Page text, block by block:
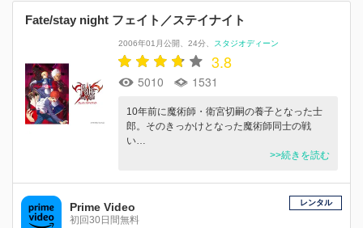
Fate/stay night フェイト／ステイナイト
2006年01月公開 24分 スタジオディーン
3.8
5010 1531
10年前に魔術師・衛宮切嗣の養子となった士
郎。そのきっかけとなった魔術師同士の戦
い…
>>続きを読む
Prime Video
初回30日間無料
レンタル